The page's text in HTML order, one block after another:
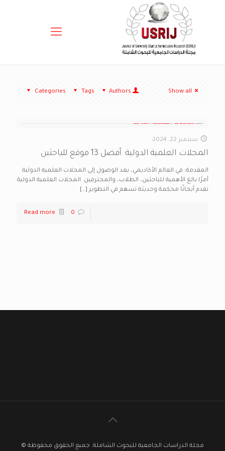
Categories Tags Authors Show all
سبتمبر 22, 2024
المجلات العلمية الدولية: أفضل 13 موقع للباحثين
المقدمة: في العالم الأكاديمي، يعد الوصول إلى المجلات العلمية الدولية
أمرًا بالغ الأهمية للباحثين، الطلاب، والمحترفين. المجلات العلمية الدولية
تقدم أبحاثًا محكمة وحديثة تسهم في التطوير […]
0
Read more
مجلة الدراسات الجامعية للبحوث الشاملة. جميع الحقوق محفوظة ©